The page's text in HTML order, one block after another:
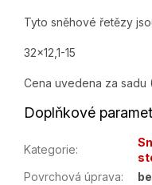
Tyto sněhové řetězy
32x12,1-15
Cena uvedena za sadu
Doplňkové
Kategorie:
Povrchová úprava: